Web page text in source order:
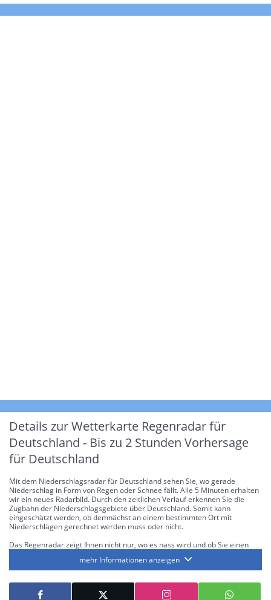
Details zur Wetterkarte Regenradar für
Deutschland - Bis zu 2 Stunden Vorhersage
für Deutschland
Mit dem Niederschlagsradar für Deutschland sehen Sie, wo gerade
Niederschlag in Form von Regen oder Schnee fällt. Alle 5 Minuten erhalten
wir ein neues Radarbild. Durch den zeitlichen Verlauf erkennen Sie die
Zugbahn der Niederschlagsgebiete über Deutschland. Somit kann
eingeschätzt werden, ob demnächst an einem bestimmten Ort mit
Niederschlägen gerechnet werden muss oder nicht.
Das Regenradar zeigt Ihnen nicht nur, wo es nass wird und ob Sie einen
die Niederschlagsintensität. Diese bezieht sich laut offiziellen Richtlinien
jeweils auf die Niederschlagsmenge in l/m² pro Stunde Regen- bzw.
Schneefall. Die 6 Stufen sind wie folgt gegliedert: Die hellen Blautöne
symbolisieren leichte bis mäßige Regen- bzw. Schneefälle mit einer
mehr Informationen anzeigen